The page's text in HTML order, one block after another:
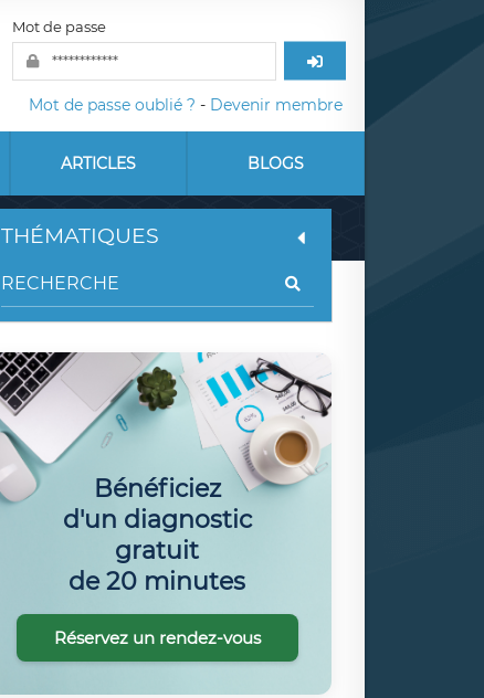
Mot de passe
Mot de passe oublié ? - Devenir membre
ARTICLES BLOGS
THÉMATIQUES
Bénéficiez
d'un diagnostic
gratuit
de 20 minutes
Réservez un rendez-vous